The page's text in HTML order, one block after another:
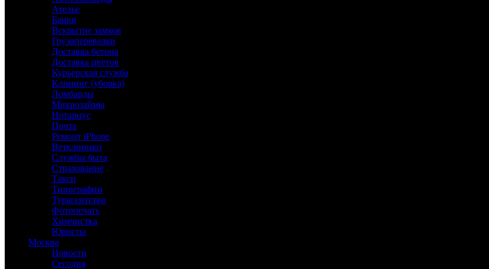
Ателье
Банки
Вскрытие замков
Грузоперевозки
Доставка бетона
Доставка цветов
Курьерская служба
Клининг (уборка)
Ломбарды
Микрозаймы
Нотариус
Почта
Ремонт iPhone
Ветклиники
Службы быта
Страхование
Такси
Типографии
Турагентство
Фотопечать
Химчистка
Юристы
Москва
Новости
Сегодня